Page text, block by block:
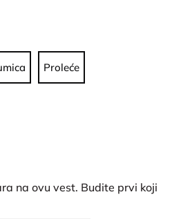
Proleće
na ovu vest. Budite prvi koji